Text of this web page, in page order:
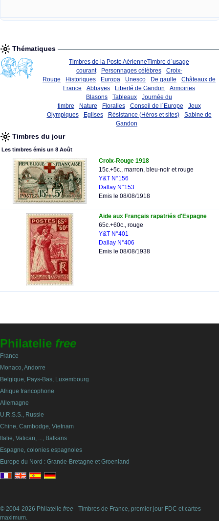
Thématiques
Timbres de la Poste AérienneTimbre d`usage
courant
Personnages célèbres
Croix-
Rouge
Historiques Europa Unesco De gaulle
Châteaux de
France
Abbayes Liberté de Gandon
Armoiries
Blasons
Tableaux
Journée du
timbre
Nature Floralies Conseil de l`Europe
Jeux
Olympiques
Eglises Résistance (Héros et sites)
Sabine de
Gandon
Timbres du jour
Les timbres émis un 8 Août
Croix-Rouge 1918
15c.+5c., marron, bleu-noir et rouge
Y&T N°156
Dallay N°153
Emis le 08/08/1918
Aide aux Français rapatriés d'Espagne
65c.+60c., rouge
Y&T N°401
Dallay N°406
Emis le 08/08/1938
Philatelie free
France
Monaco, Andorre
Belgique, Pays-Bas, Luxembourg
Afrique francophone
Allemagne
U.R.S.S., Russie
Chine, Cambodge, Vietnam
Italie, Vatican, ..., Balkans
Espagne, colonies espagnoles
Europe du Nord : Grande-Bretagne et Groenland
© 2004-2026 Philatelie free - Timbres de France, premier jour FDC et cartes
maximum.